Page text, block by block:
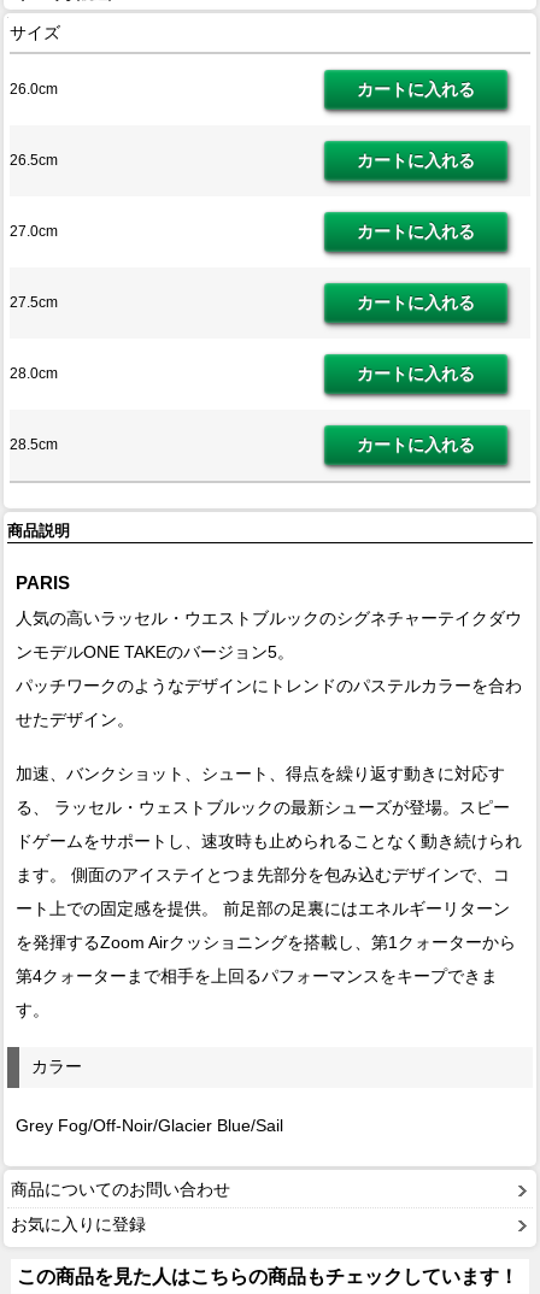
サイズ
26.0cm
26.5cm
27.0cm
27.5cm
28.0cm
28.5cm
商品説明
PARIS
人気の高いラッセル・ウエストブルックのシグネチャーテイクダウ
ンモデルONE TAKEのバージョン5。
パッチワークのようなデザインにトレンドのパステルカラーを合わ
せたデザイン。
加速、バンクショット、シュート、得点を繰り返す動きに対応す
る、 ラッセル・ウェストブルックの最新シューズが登場。スピー
ドゲームをサポートし、速攻時も止められることなく動き続けられ
ます。 側面のアイステイとつま先部分を包み込むデザインで、コ
ート上での固定感を提供。 前足部の足裏にはエネルギーリターン
を発揮するZoom Airクッショニングを搭載し、第1クォーターから
第4クォーターまで相手を上回るパフォーマンスをキープできま
す。
カラー
Grey Fog/Off-Noir/Glacier Blue/Sail
商品についてのお問い合わせ
お気に入りに登録
この商品を見た人はこちらの商品もチェックしています！